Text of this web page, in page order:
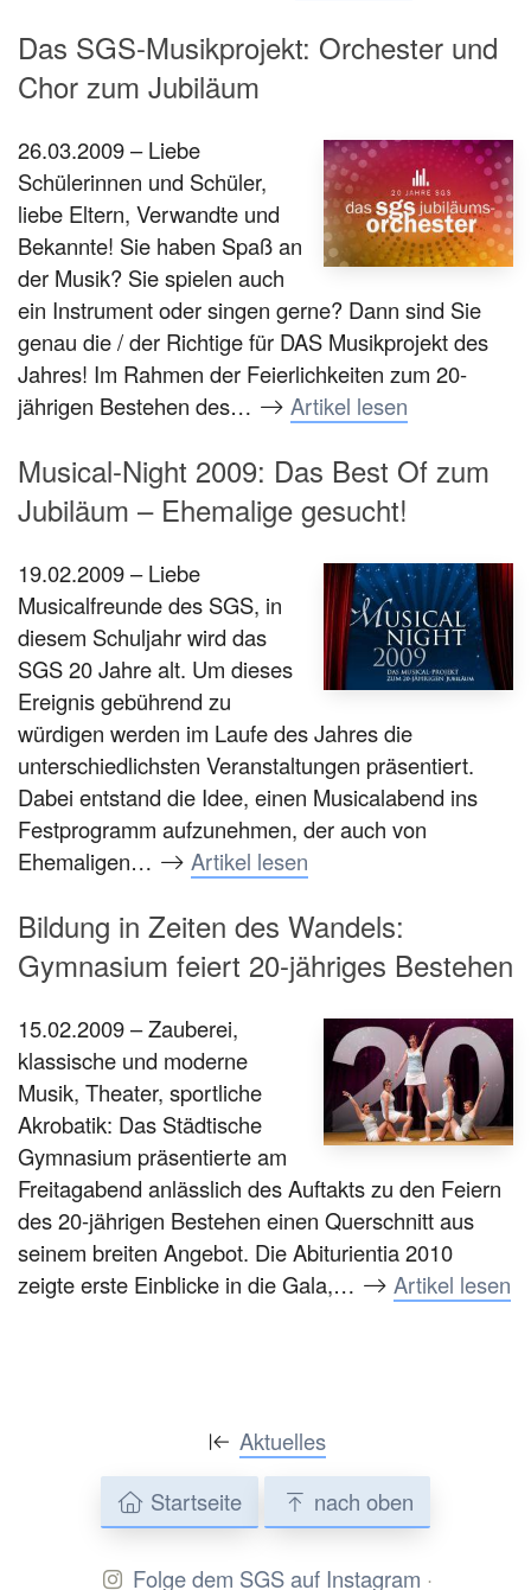
Das SGS-Musikprojekt: Orchester und
Chor zum Jubiläum
26.03.2009 – Liebe
Schülerinnen und Schüler,
liebe Eltern, Verwandte und
Bekannte! Sie haben Spaß an
der Musik? Sie spielen auch
ein Instrument oder singen gerne? Dann sind Sie
genau die / der Richtige für DAS Musikprojekt des
Jahres! Im Rahmen der Feierlichkeiten zum 20-
jährigen Bestehen des…
Artikel lesen
Musical-Night 2009: Das Best Of zum
Jubiläum – Ehemalige gesucht!
19.02.2009 – Liebe
Musicalfreunde des SGS, in
diesem Schuljahr wird das
SGS 20 Jahre alt. Um dieses
Ereignis gebührend zu
würdigen werden im Laufe des Jahres die
unterschiedlichsten Veranstaltungen präsentiert.
Dabei entstand die Idee, einen Musicalabend ins
Festprogramm aufzunehmen, der auch von
Ehemaligen…
Artikel lesen
Bildung in Zeiten des Wandels:
Gymnasium feiert 20-jähriges Bestehen
15.02.2009 – Zauberei,
klassische und moderne
Musik, Theater, sportliche
Akrobatik: Das Städtische
Gymnasium präsentierte am
Freitagabend anlässlich des Auftakts zu den Feiern
des 20-jährigen Bestehen einen Querschnitt aus
seinem breiten Angebot. Die Abiturientia 2010
zeigte erste Einblicke in die Gala,…
Artikel lesen
Aktuelles
Startseite
nach oben
Folge dem SGS auf Instagram ·